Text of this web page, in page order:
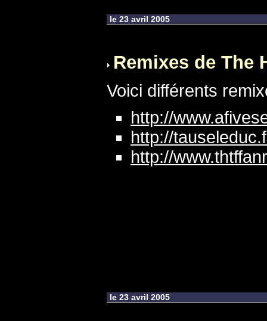
le 23 avril 2005
Remixes de The
Voici différents
http://
http://
http://
le 23 avril 2005